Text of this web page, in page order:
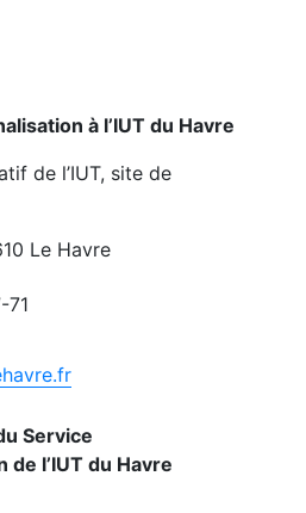
à l’IUT du Havre
de l’IUT, site de
Le Havre
71
Service
l’IUT du Havre